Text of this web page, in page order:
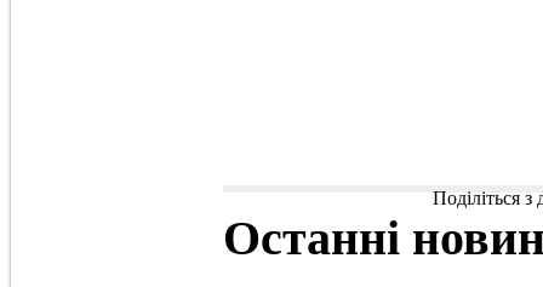
Поділіться
Останні